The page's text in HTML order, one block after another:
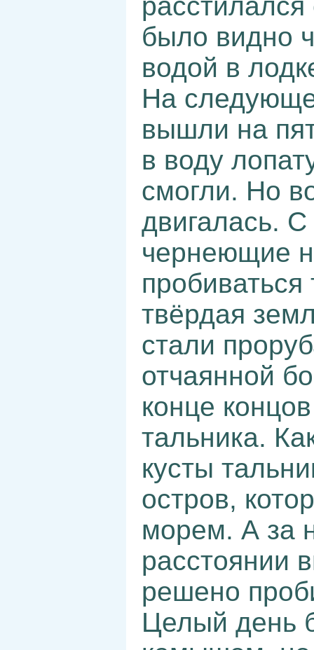
было видно
водой в
На
вышли на
в воду
смогли. Но
двигалась.
чернеющие
твёрдая
стали
отчаянной
конце
тальника.
кусты
остров,
морем. А за
расстоянии
решено
Целый день